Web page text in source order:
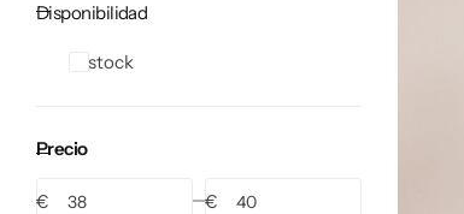
Disponibilidad
In stock
Precio
€ €